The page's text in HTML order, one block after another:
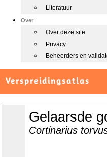
Literatuur
Over
Over deze site
Privacy
Beheerders en
Verspreidingsatlas